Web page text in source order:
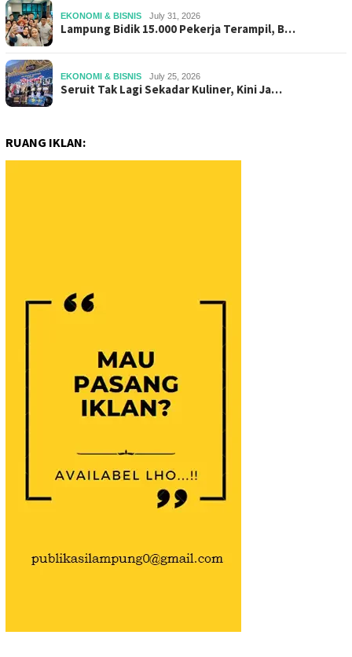
EKONOMI & BISNIS July 31, 2026
Lampung Bidik 15.000 Pekerja Terampil, B…
EKONOMI & BISNIS July 25, 2026
Seruit Tak Lagi Sekadar Kuliner, Kini Ja…
RUANG IKLAN: